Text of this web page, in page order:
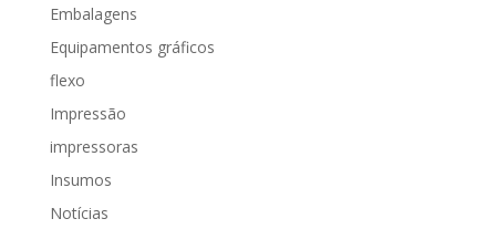
Embalagens
Equipamentos gráficos
flexo
Impressão
impressoras
Insumos
Notícias